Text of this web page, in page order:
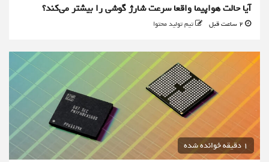
آیا حالت هواپیما واقعا سرعت شارژ گوشی را بیشتر می‌کند؟
تیم تولید محتوا
1 دقیقه خوانده شده